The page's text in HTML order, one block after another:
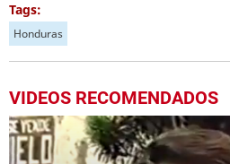
Tags:
Honduras
VIDEOS RECOMENDADOS